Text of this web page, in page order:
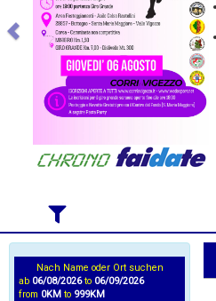
Nach Name oder Ort suchen
ab 06/08/2026to 06/09/2026
from 0KM to 999KM